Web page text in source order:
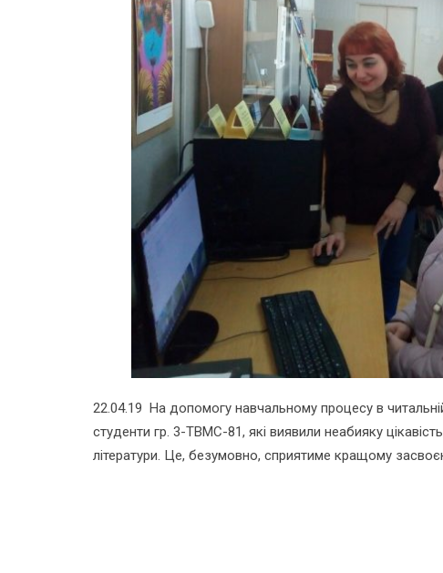
22.04.19 На допомогу навчальному процесу в
студенти гр. 3-ТВМС-81, які виявили неабияку
літератури. Це, безумовно, сприятиме кращому